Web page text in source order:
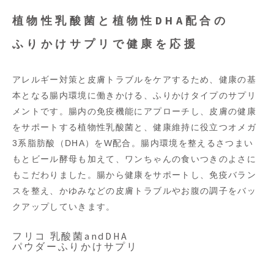
植物性乳酸菌と植物性DHA配合の
ふりかけサプリで健康を応援
アレルギー対策と皮膚トラブルをケアするため、健康の基
本となる腸内環境に働きかける、ふりかけタイプのサプリ
メントです。腸内の免疫機能にアプローチし、皮膚の健康
をサポートする植物性乳酸菌と、健康維持に役立つオメガ
3系脂肪酸（DHA）をW配合。腸内環境を整えるさつまい
もとビール酵母も加えて、ワンちゃんの食いつきのよさに
もこだわりました。腸から健康をサポートし、免疫バラン
スを整え、かゆみなどの皮膚トラブルやお腹の調子をバッ
クアップしていきます。
フリコ 乳酸菌andDHA
パウダーふりかけサプリ